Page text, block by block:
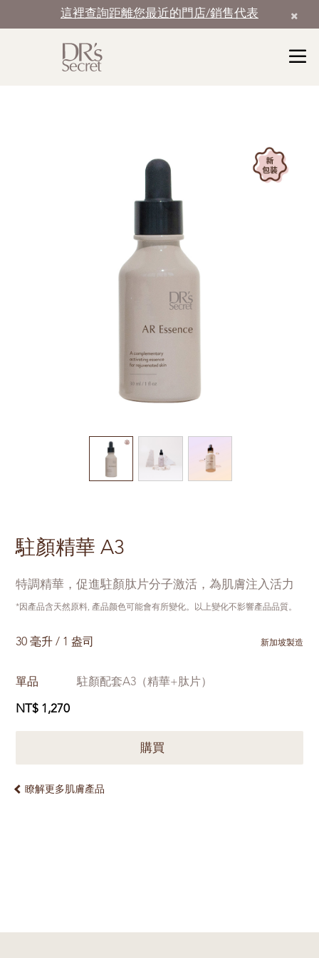
這裡查詢距離您最近的門店/銷售代表
駐顏精華 A3
特調精華，促進駐顏肽片分子激活，為肌膚注入活力
*因產品含天然原料, 產品颜色可能會有所變化。以上變化不影響產品品質。
30 毫升 / 1 盎司 新加坡製造
單品 駐顏配套A3（精華+肽片）
NT$ 1,270
購買
瞭解更多肌膚產品